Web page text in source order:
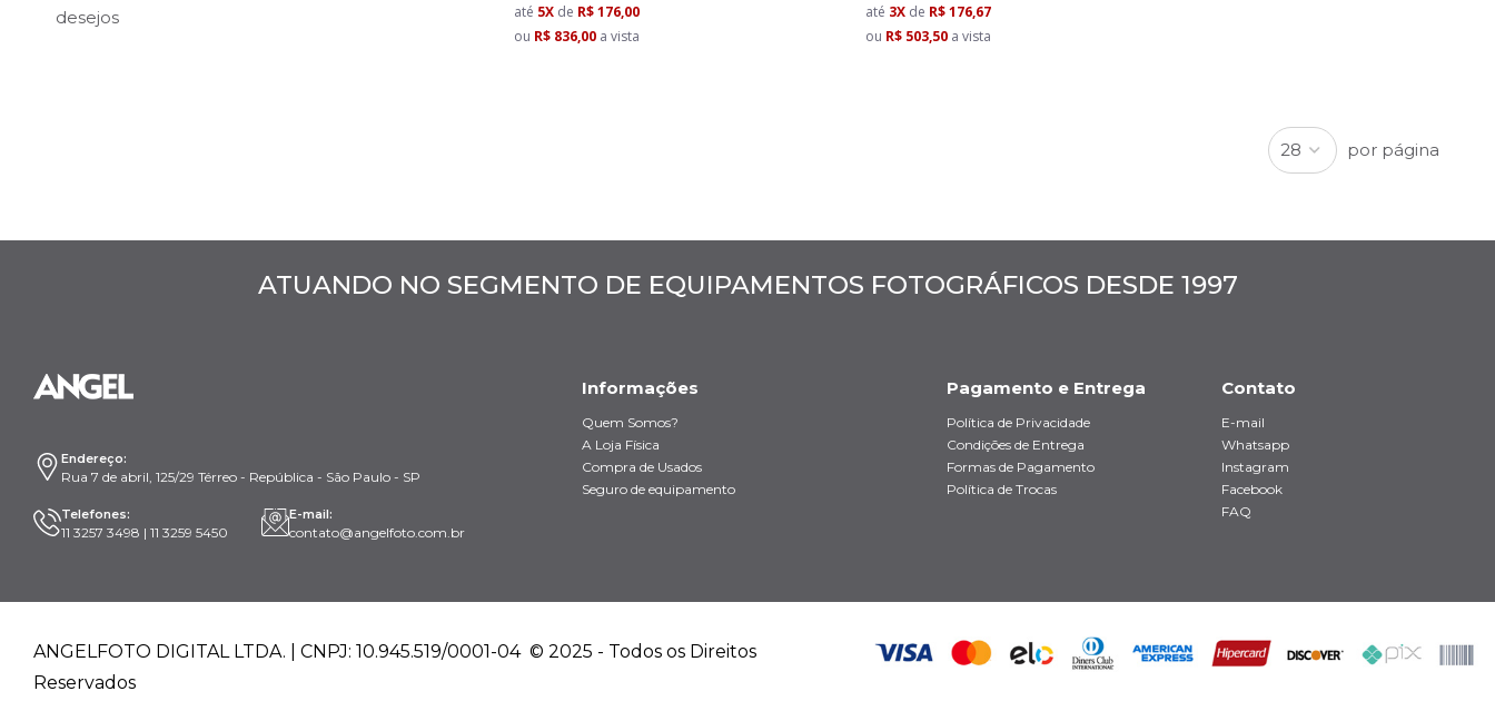
até 5X de R$ 176,00
ou R$ 836,00 a vista
até 3X de R$ 176,67
ou R$ 503,50 a vista
por página
desejos
ATUANDO NO SEGMENTO DE EQUIPAMENTOS FOTOGRÁFICOS DESDE 1997
Endereço:
Rua 7 de abril, 125/29 Térreo - República - São Paulo - SP
Telefones:
11 3257 3498 | 11 3259 5450
E-mail:
contato@angelfoto.com.br
Informações
Quem Somos?
A Loja Física
Compra de Usados
Seguro de equipamento
Pagamento e Entrega
Política de Privacidade
Condições de Entrega
Formas de Pagamento
Política de Trocas
Contato
E-mail
Whatsapp
Instagram
Facebook
FAQ
ANGELFOTO DIGITAL LTDA. | CNPJ: 10.945.519/0001-04 © 2025 - Todos os Direitos
Reservados